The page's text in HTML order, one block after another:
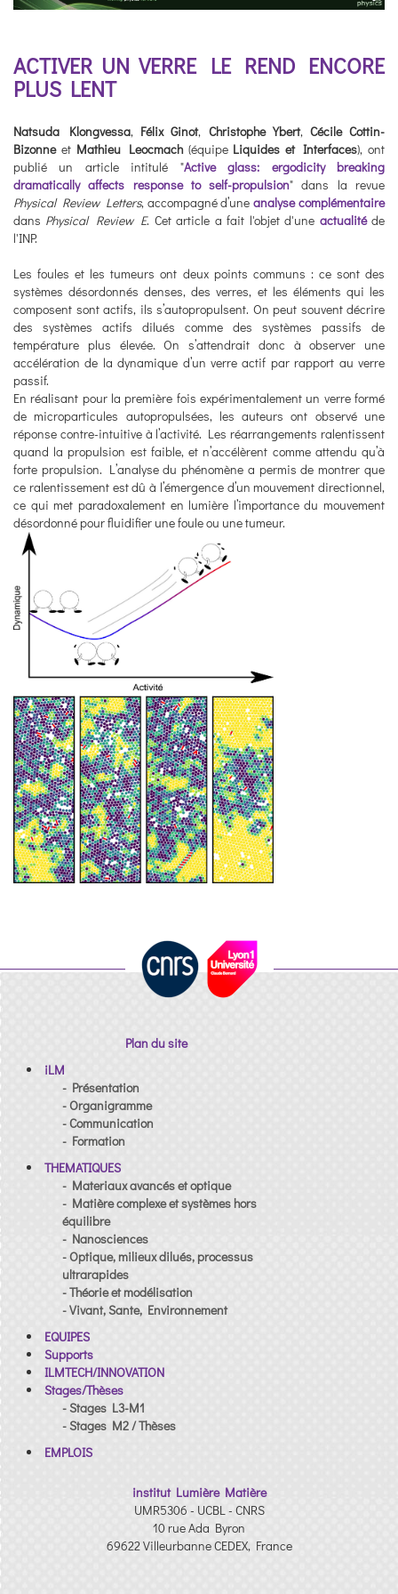
ACTIVER UN VERRE LE REND ENCORE
PLUS LENT
Natsuda Klongvessa, Félix Ginot, Christophe Ybert, Cécile Cottin-
Bizonneet Mathieu Leocmach(équipe Liquides et Interfaces), ont
publié un article intitulé "Active glass: ergodicity breaking
dramatically affects response to self-propulsion" dans la revue
Physical Review Letters, accompagné d’uneanalyse complémentaire
dans Physical Review E. Cet article a fait l'objet d'une actualitéde
l'INP.
Les foules et les tumeurs ont deux points communs : ce sont des
systèmes désordonnés denses, des verres, et les éléments qui les
composent sont actifs, ils s’autopropulsent. On peut souvent décrire
des systèmes actifs dilués comme des systèmes passifs de
température plus élevée. On s’attendrait donc à observer une
accélération de la dynamique d’un verre actif par rapport au verre
passif.
En réalisant pour la première fois expérimentalement un verre formé
de microparticules autopropulsées, les auteurs ont observé une
réponse contre-intuitive à l’activité. Les réarrangements ralentissent
quand la propulsion est faible, et n’accélèrent comme attendu qu’à
forte propulsion. L’analyse du phénomène a permis de montrer que
ce ralentissement est dû à l’émergence d’un mouvement directionnel,
ce qui met paradoxalement en lumière l’importance du mouvement
désordonné pour fluidifier une foule ou une tumeur.
Plan du site
iLM
- Présentation
- Organigramme
- Communication
- Formation
THEMATIQUES
- Materiaux avancés et optique
- Matière complexe et systèmes hors
équilibre
- Nanosciences
- Optique, milieux dilués, processus
ultrarapides
- Théorie et modélisation
- Vivant, Sante, Environnement
EQUIPES
Supports
ILMTECH/INNOVATION
Stages/Thèses
- Stages L3-M1
- Stages M2 / Thèses
EMPLOIS
institut Lumière Matière
UMR5306 - UCBL - CNRS
10 rue Ada Byron
69622 Villeurbanne CEDEX, France